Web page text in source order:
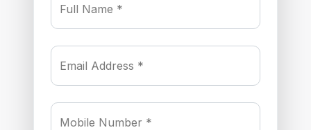
Full Name *
Email Address *
Mobile Number *